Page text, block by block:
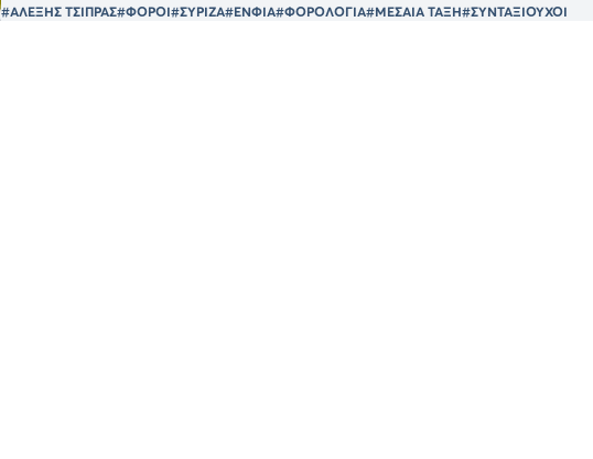
#ΑΛΕΞΗΣ ΤΣΙΠΡΑΣ#ΦΟΡΟΙ#ΣΥΡΙΖΑ#ΕΝΦΙΑ#ΦΟΡΟΛΟΓΙΑ#ΜΕΣΑΙΑ ΤΑΞΗ#ΣΥΝΤΑΞΙΟΥΧΟΙ